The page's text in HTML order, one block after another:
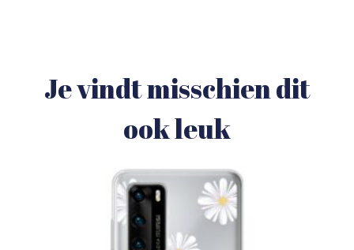
Je vindt misschien dit
ook leuk